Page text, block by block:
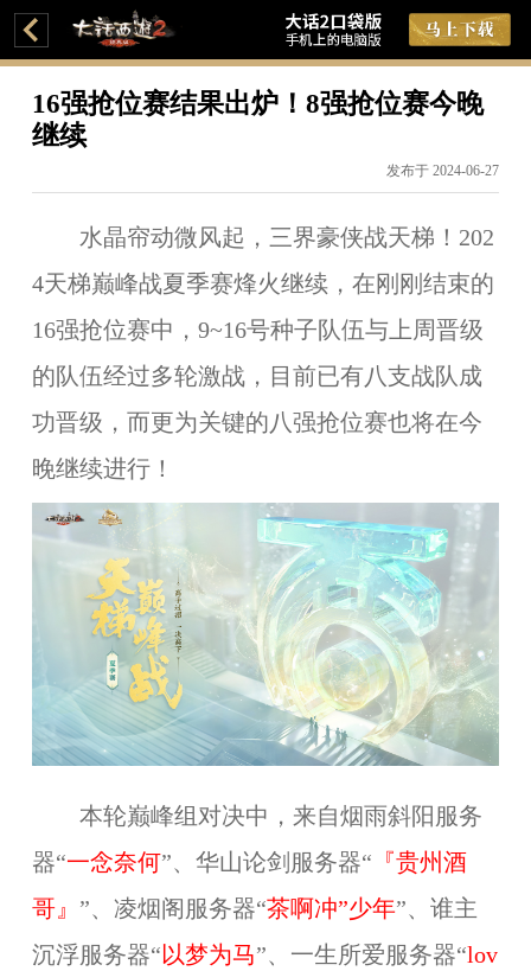
16强抢位赛结果出炉！8强抢位赛今晚
继续
发布于 2024-06-27
水晶帘动微风起，三界豪侠战天梯！202
4天梯巅峰战夏季赛烽火继续，在刚刚结束的
16强抢位赛中，9~16号种子队伍与上周晋级
的队伍经过多轮激战，目前已有八支战队成
功晋级，而更为关键的八强抢位赛也将在今
晚继续进行！
本轮巅峰组对决中，来自烟雨斜阳服务
器“一念奈何”、华山论剑服务器“ 『贵州酒
哥』 ”、凌烟阁服务器“茶啊冲”少年”、谁主
沉浮服务器“以梦为马”、一生所爱服务器“lov